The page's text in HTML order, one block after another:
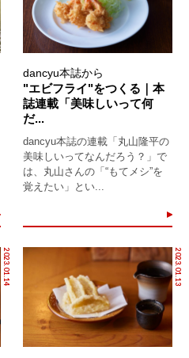
dancyu本誌から
"エビフライ"をつくる｜本
誌連載「美味しいって何
だ...
dancyu本誌の連載「丸山隆平の
美味しいってなんだろう？」で
は、丸山さんの「“もてメシ”を
覚えたい」とい...
2023.01.14 2023.01.13